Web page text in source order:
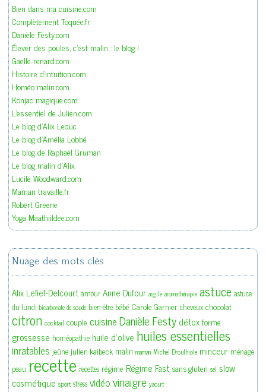
Bien dans ma cuisine.com
Complètement Toquée.fr
Danièle Festy.com
Élever des poules, c'est malin : le blog !
Gaelle-renard.com
Histoire d'intuition.com
Homéo malin.com
Konjac magique.com
L'essentiel de Julien.com
Le blog d'Alix Leduc
Le blog d'Amélia Lobbé
Le blog de Raphaël Gruman
Le blog malin d'Alix
Lucile Woodward.com
Maman travaille.fr
Robert Greene
Yoga Maathiildee.com
Nuage des mots clés
Alix Lefief-Delcourt amour Anne Dufour argile aromathérapie astuce astuce
du lundi bicarbonate de soude bien-être bébé Carole Garnier cheveux chocolat
citron cocktail couple cuisineDanièle Festy détoxforme
grossesse homéopathie huile d'olive huiles essentielles
inratables jeûne julien kaibeck malin maman Michel Droulhiole minceur ménage
peau recette recettes régime Régime Fast sans gluten sel slow
cosmétique sport stress vidéovinaigre yaourt